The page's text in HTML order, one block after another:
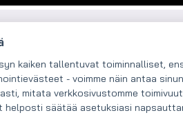
kaiken tallentuvat toiminnalliset,
- voimme näin antaa
mitata verkkosivustomme
helposti säätää asetuksiasi